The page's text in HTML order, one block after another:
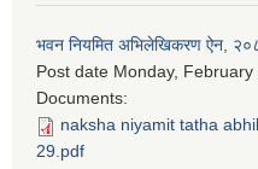
भवन नियमित अभिलेखिकरण ऐन,
Post date Monday,
Documents:
naksha niyamit tatha
29.pdf